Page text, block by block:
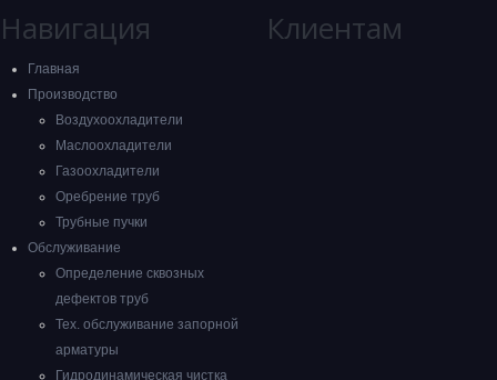
Навигация
Главная
Производство
Воздухоохладители
Маслоохладители
Газоохладители
Оребрение труб
Трубные пучки
Обслуживание
Определение сквозных
дефектов труб
Тех. обслуживание запорной
арматуры
Гидродинамическая чистка
Клиентам